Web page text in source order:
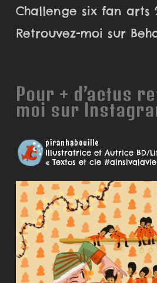
Challenge six fan arts
Retrouvez-moi sur
Pour + d’actus
moi sur
piranhabouille
Illustratrice et Autrice BD/
« Textos et cie #ainsivalavie